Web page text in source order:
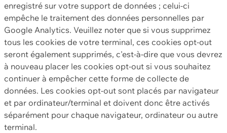
enregistré sur votre support de données ; celui-ci
empêche le traitement des données personnelles par
Google Analytics. Veuillez noter que si vous supprimez
tous les cookies de votre terminal, ces cookies opt-out
seront également supprimés, c'est-à-dire que vous devrez
à nouveau placer les cookies opt-out si vous souhaitez
continuer à empêcher cette forme de collecte de
données. Les cookies opt-out sont placés par navigateur
et par ordinateur/terminal et doivent donc être activés
séparément pour chaque navigateur, ordinateur ou autre
terminal.